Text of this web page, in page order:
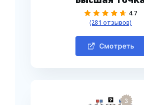
4.7
(281 отзывов)
Смотреть
3